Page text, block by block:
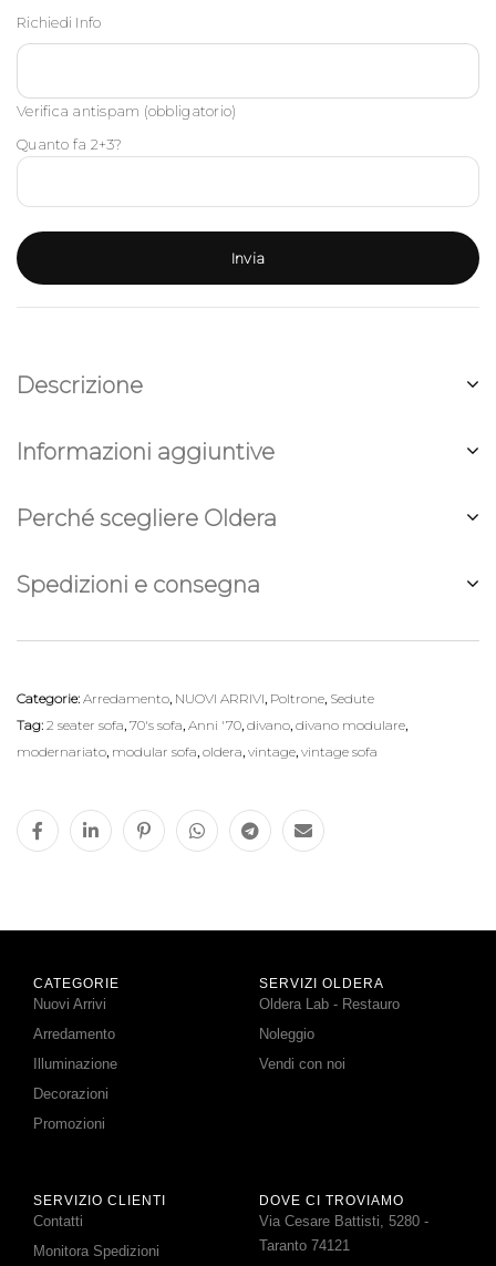
Richiedi Info
Verifica antispam (obbligatorio)
Quanto fa 2+3?
Descrizione
Informazioni aggiuntive
Perché scegliere Oldera
Spedizioni e consegna
Categorie: Arredamento, NUOVI ARRIVI, Poltrone, Sedute
Tag: 2 seater sofa, 70's sofa, Anni '70, divano, divano modulare,
modernariato, modular sofa, oldera, vintage, vintage sofa
CATEGORIE
Nuovi Arrivi
Arredamento
Illuminazione
Decorazioni
Promozioni
SERVIZI OLDERA
Oldera Lab - Restauro
Noleggio
Vendi con noi
SERVIZIO CLIENTI
Contatti
Monitora Spedizioni
DOVE CI TROVIAMO
Via Cesare Battisti, 5280 -
Taranto 74121